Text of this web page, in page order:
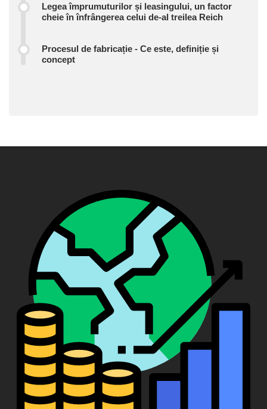
Legea împrumuturilor și leasingului, un factor
cheie în înfrângerea celui de-al treilea Reich
Procesul de fabricație - Ce este, definiție și
concept